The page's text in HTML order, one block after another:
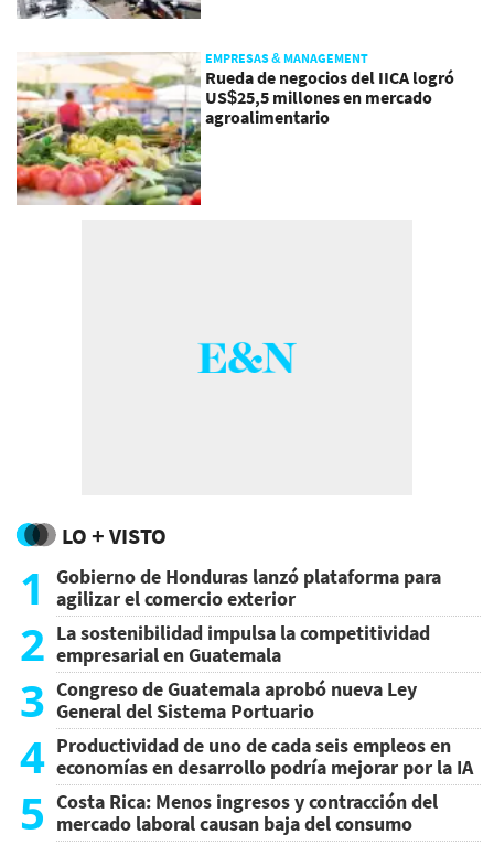
EMPRESAS & MANAGEMENT
Rueda de negocios del IICA logró
US$25,5 millones en mercado
agroalimentario
LO + VISTO
1
Gobierno de Honduras lanzó plataforma para
agilizar el comercio exterior
2 La sostenibilidad impulsa la competitividad
empresarial en Guatemala
3 Congreso de Guatemala aprobó nueva Ley
General del Sistema Portuario
4 Productividad de uno de cada seis empleos en
economías en desarrollo podría mejorar por la IA
5 Costa Rica: Menos ingresos y contracción del
mercado laboral causan baja del consumo